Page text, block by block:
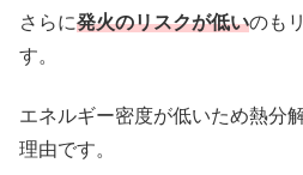
さらに発火のリスクが低いのも
す。
エネルギー密度が低いため熱分
理由です。